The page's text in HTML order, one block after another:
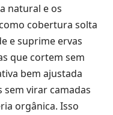
natural e os
cobertura solta
e suprime ervas
que cortem sem
bem ajustada
virar camadas
orgânica. Isso